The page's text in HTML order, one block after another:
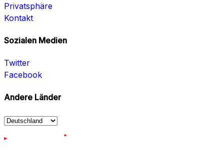
Privatsphäre
Kontakt
Sozialen Medien
Twitter
Facebook
Andere Länder